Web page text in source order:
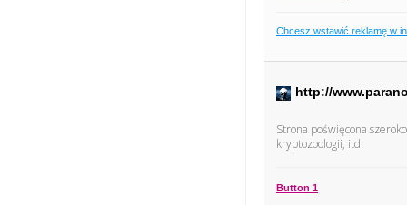
Chcesz wstawić reklamę w
http://
Strona poświęcona
kryptozoologii, itd.
Button 1